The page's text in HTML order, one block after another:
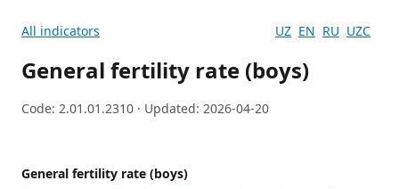
All indicators UZ EN RU UZC
General fertility rate (boys)
Code: 2.01.01.2310 · Updated: 2026-04-20
General fertility rate (boys)